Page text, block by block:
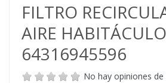
FILTRO
AIRE
64316945596
No hay opiniones